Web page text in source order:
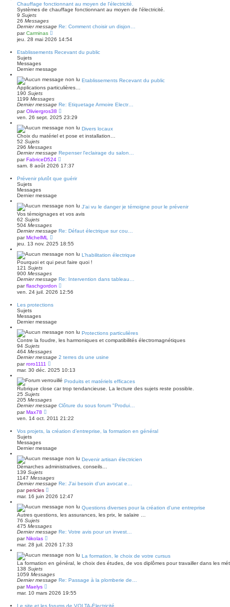
n
i
r
m
e
s
a
Chauffage fonctionnant au moyen de l'électricité.
Systèmes de chauffage fonctionnant au moyen de l'électricité.
9 Sujets
26 Messages
Dernier message Re: Comment choisir un disjon…
parCarminas
o
i
l
e
n
i
r
m
e
s
a
g
e
jeu. 28 mai 2026 14:54
Etablissements Recevant du public
Sujets
Messages
Dernier message
Etablissements Recevant du public
Applications particulières…
190 Sujets
1199 Messages
Dernier message Re: Etiquetage Armoire Electr…
parOliviergros38
o
i
r
e
r
i
r
m
a
e
ven. 26 sept. 2025 23:29
Divers locaux
Choix du matériel et pose et installation…
52 Sujets
296 Messages
Dernier message Repenser l'eclairage du salon…
parFabriceD524
o
i
l
n
i
m
s
a
e
sam. 8 août 2026 17:37
Prévenir plutôt que guérir
Sujets
Messages
Dernier message
J’ai vu le danger je témoigne pour le prévenir
Vos témoignages et vos avis
62 Sujets
504 Messages
Dernier message Re: Défaut électrique sur cou…
parMichelML
o
i
r
e
r
n
i
r
s
s
a
e
jeu. 13 nov. 2025 18:55
L’habilitation électrique
Pourquoi et qui peut faire quoi !
121 Sujets
900 Messages
Dernier message Re: Intervention dans tableau…
parflaschgordon
o
i
n
i
m
s
a
e
ven. 24 juil. 2026 12:56
Les protections
Sujets
Messages
Dernier message
Protections particulières
Contre la foudre, les harmoniques et compatibilités électromagnétiques
94 Sujets
464 Messages
Dernier message 2 terres ds une usine
parroro1111
o
r
e
e
r
i
s
s
a
g
e
mar. 30 déc. 2025 10:13
Produits et matériels efficaces
Rubrique close car trop tendancieuse. La lecture des sujets reste possible.
25 Sujets
205 Messages
Dernier message Clôture du sous forum "Produi…
parMax78
o
i
l
e
n
i
r
m
e
s
a
g
e
ven. 14 oct. 2011 21:22
Vos projets, la création d’entreprise, la formation en général
Sujets
Messages
Dernier message
Devenir artisan électricien
Démarches administratives, conseils…
139 Sujets
1147 Messages
Dernier message Re: J'ai besoin d'un avocat e…
parpericles
o
r
e
e
r
i
r
m
s
s
a
g
e
mar. 16 juin 2026 12:47
Questions diverses pour la création d'une entreprise
Autres questions, les assurances, les prix, le salaire …
76 Sujets
475 Messages
Dernier message Re: Votre avis pour un invest…
parNikolas
o
i
r
e
e
r
mar. 28 juil. 2026 17:33
La formation, le choix de votre cursus
La formation en général, le choix des études, de vos diplômes pour travailler dans les
138 Sujets
1059 Messages
Dernier message Re: Passage à la plomberie de…
parMaelys
o
i
mar. 10 mars 2026 19:55
Le site et les forums de VOLTA-Électricité